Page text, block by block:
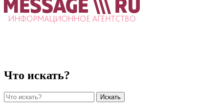
Что искать?
Искать